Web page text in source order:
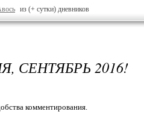
из (+ сутки) дневников
СЕНТЯБРЬ 2016!
комментирования.